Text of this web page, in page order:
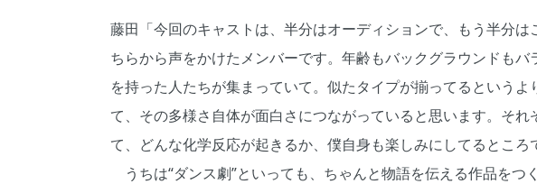
藤田「今回のキャストは、半分はオーディションで、もう半分
ちらから声をかけたメンバーです。年齢もバックグラウンドも
を持った人たちが集まっていて。似たタイプが揃ってるという
て、その多様さ自体が面白さにつながっていると思います。そ
て、どんな化学反応が起きるか、僕自身も楽しみにしてるところ
うちは“ダンス劇”といっても、ちゃんと物語を伝える作品をつ